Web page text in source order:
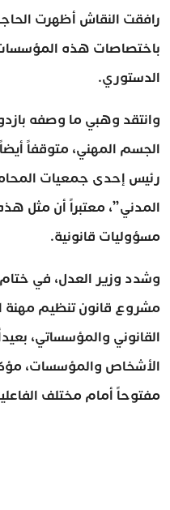
رافقت النقاش أظهرت
باختصاصات هذه
الدستوري.
وانتقد وهبي ما وصفه
الجسم المهني، متوقفاً
رئيس إحدى جمعيات
المدني”، معتبراً أن مثل
مسؤوليات قانونية.
وشدد وزير العدل، في
مشروع قانون تنظيم مهنة
القانوني والمؤسساتي،
الأشخاص والمؤسسات،
مفتوحاً أمام مختلف